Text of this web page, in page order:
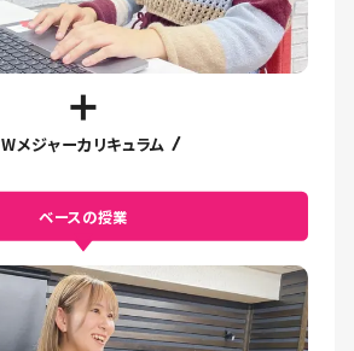
Wメジャーカリキュラム
ベースの授業